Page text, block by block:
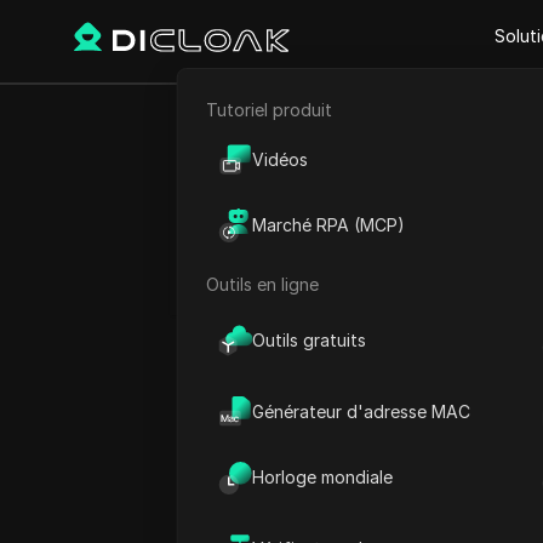
E-commerce
Tutoriel produit
Vidéos
Marché RPA (MCP)
Outils en ligne
Outils gratuits
Générateur d'adresse MAC
Horloge mondiale
Retour
Un nouvel affilié
Associates
, mais la
problème ? Les débutants